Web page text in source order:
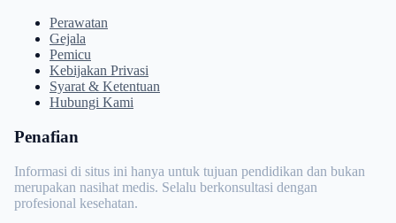
Perawatan
Gejala
Pemicu
Kebijakan Privasi
Syarat & Ketentuan
Hubungi Kami
Penafian
Informasi di situs ini hanya untuk tujuan pendidikan dan bukan
merupakan nasihat medis. Selalu berkonsultasi dengan
profesional kesehatan.